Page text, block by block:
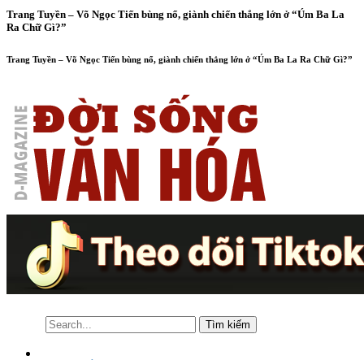
Trang Tuyền – Võ Ngọc Tiến bùng nổ, giành chiến thắng lớn ở “Úm Ba La
Ra Chữ Gì?”
Trang Tuyền – Võ Ngọc Tiến bùng nổ, giành chiến thắng lớn ở “Úm Ba La Ra Chữ Gì?”